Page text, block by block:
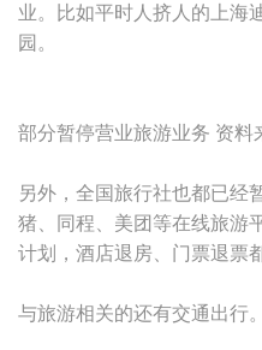
业。比如平时人挤人的上海
园。
部分暂停营业旅游业务 资料
另外，全国旅行社也都已经
猪、同程、美团等在线旅游
计划，酒店退房、门票退票
与旅游相关的还有交通出行。